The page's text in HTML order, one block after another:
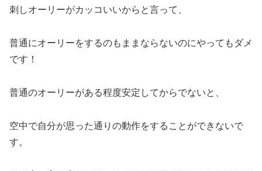
刺しオーリーがカッコいいからと言って、
普通にオーリーをするのもままならないのにやってもダメ
です！
普通のオーリーがある程度安定してからでないと、
空中で自分が思った通りの動作をすることができないで
す。